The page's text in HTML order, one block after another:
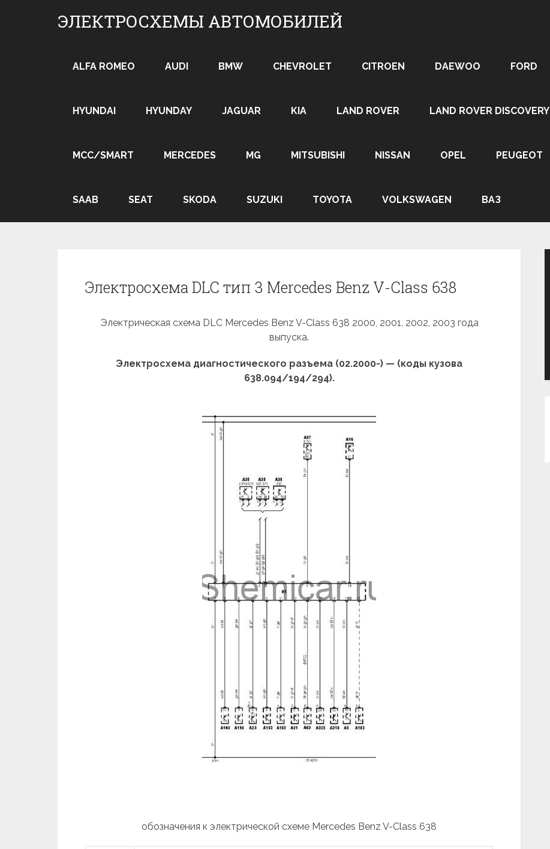
ЭЛЕКТРОСХЕМЫ АВТОМОБИЛЕЙ
ALFA ROMEO AUDI BMW CHEVROLET CITROEN DAEWOO FORD
HYUNDAI HYUNDAY JAGUAR KIA LAND ROVER LAND ROVER DISCOVERY
MCC/SMART MERCEDES MG MITSUBISHI NISSAN OPEL PEUGEOT
SAAB SEAT SKODA SUZUKI TOYOTA VOLKSWAGEN ВАЗ
Электросхема DLC тип 3 Mercedes Benz V-Class 638
Электрическая схема DLC Mercedes Benz V-Class 638 2000, 2001, 2002, 2003 года
выпуска.
Электросхема диагностического разъема (02.2000-) — (коды кузова
638.094/194/294).
обозначения к электрической схеме Mercedes Benz V-Class 638